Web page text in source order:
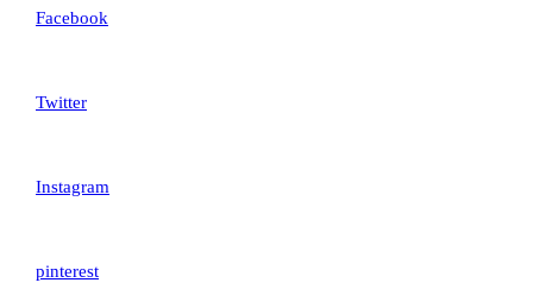
Facebook
Twitter
Instagram
pinterest